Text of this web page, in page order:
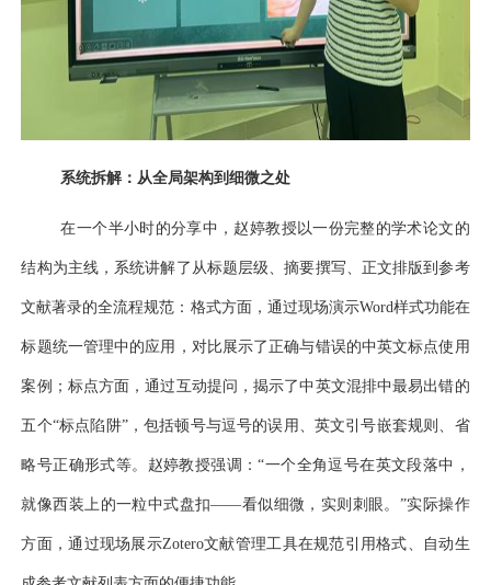
系统拆解：从全局架构到细微之处
在一个半小时的分享中， 赵婷教授以一份完整的学术论文的
结构为主线，系统讲解了从标题层级、摘要撰写、正文排版到参考
文献著录的全流程规范： 格式方面，通过现场演示Word样式功能在
标题统一管理中的应用，对比展示了正确与错误的中英文标点使用
案例 ； 标点方面，通过互动提问，揭示了中英文混排中最易出错的
五个“标点陷阱”，包括顿号与逗号的误用、英文引号嵌套规则、省
略号正确形式等。 赵婷教授强调：“一个全角逗号在英文段落中，
就像西装上的一粒中式盘扣——看似细微，实则刺眼。”实际操作
方面，通过现场展示Zotero文献管理工具在规范引用格式、自动生